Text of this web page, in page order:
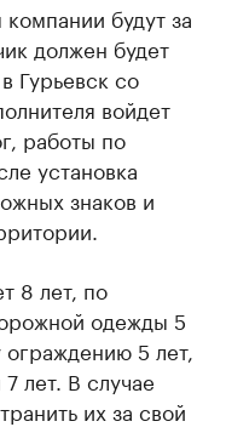
будут за
должен будет
Гурьевск со
войдет
работы по
установка
знаков и
8 лет, по
одежды 5
5 лет,
лет. В случае
их за свой